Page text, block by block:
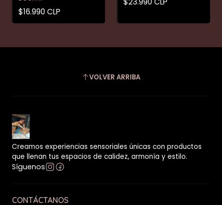
$16.990 CLP
VOLVER ARRIBA
Creamos experiencias sensoriales únicas con productos
que llenan tus espacios de calidez, armonía y estilo.
Síguenos
CONTÁCTANOS